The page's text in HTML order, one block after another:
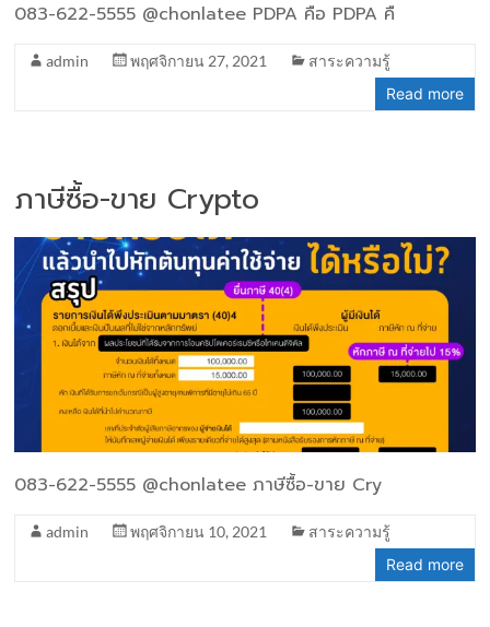
083-622-5555 @chonlatee PDPA คือ PDPA คื
admin พฤศจิกายน 27, 2021
สาระความรู้
Read more
ภาษีซื้อ-ขาย Crypto
083-622-5555 @chonlatee ภาษีซื้อ-ขาย Cry
admin พฤศจิกายน 10, 2021
สาระความรู้
Read more